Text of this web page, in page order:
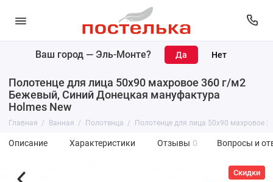
Ваш город — Эль-Монте?
Полотенце для лица 50х90 махровое 360 г/м2
Бежевый, Синий Донецкая мануфактура
Holmes New
Главная Ванная Полотенца Полотенце для лица 50х90 махровое
Описание Характеристики Отзывы 0 Вопросы и
Скидки